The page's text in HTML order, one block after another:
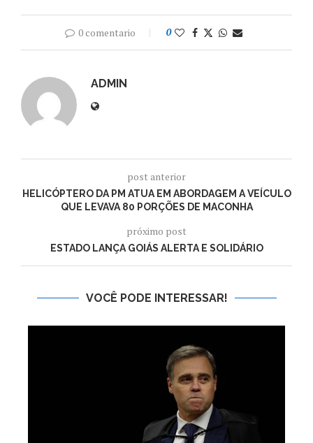
0 comentario 0
ADMIN
post anterior
HELICÓPTERO DA PM ATUA EM ABORDAGEM A VEÍCULO
QUE LEVAVA 80 PORÇÕES DE MACONHA
próximo post
ESTADO LANÇA GOIÁS ALERTA E SOLIDÁRIO
VOCÊ PODE INTERESSAR!